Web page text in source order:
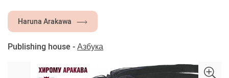
Haruna Arakawa
Publishing house - Азбука